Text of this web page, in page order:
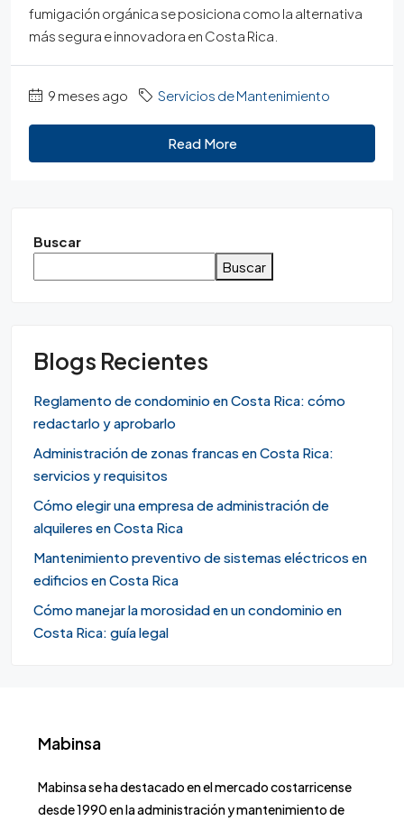
fumigación orgánica se posiciona como la alternativa
más segura e innovadora en Costa Rica.
9 meses ago Servicios de Mantenimiento
Read More
Buscar
Buscar
Blogs Recientes
Reglamento de condominio en Costa Rica: cómo
redactarlo y aprobarlo
Administración de zonas francas en Costa Rica:
servicios y requisitos
Cómo elegir una empresa de administración de
alquileres en Costa Rica
Mantenimiento preventivo de sistemas eléctricos en
edificios en Costa Rica
Cómo manejar la morosidad en un condominio en
Costa Rica: guía legal
Mabinsa
Mabinsa se ha destacado en el mercado costarricense
desde 1990 en la administración y mantenimiento de